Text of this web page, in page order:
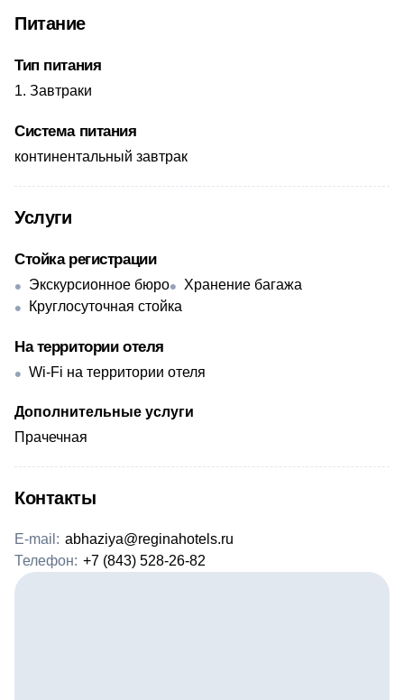
Питание
Тип питания
Завтраки
Система питания
континентальный завтрак
Услуги
Стойка регистрации
Экскурсионное бюро
Хранение багажа
Круглосуточная стойка
На территории отеля
Wi-Fi на территории отеля
Дополнительные услуги
Прачечная
Контакты
E-mail: abhaziya@reginahotels.ru
Телефон: +7 (843) 528-26-82